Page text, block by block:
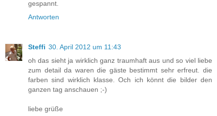
gespannt.
Antworten
Steffi 30. April 2012 um 11:43
oh das sieht ja wirklich ganz traumhaft aus und so viel liebe
zum detail da waren die gäste bestimmt sehr erfreut. die
farben sind wirklich klasse. Och ich könnt die bilder den
ganzen tag anschauen ;-)
liebe grüße